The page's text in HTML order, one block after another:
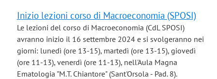
Inizio lezioni corso di Macroeconomia (SPOSI)
Le lezioni del corso di Macroeconomia (CdL SPOSI)
avranno inizio il 16 settembre 2024 e si svolgeranno nei
giorni: lunedì (ore 13-15), martedì (ore 13-15), giovedì
(ore 11-13), venerdì (ore 11-13), nell'Aula Magna
Ematologia "M.T. Chiantore" (Sant'Orsola - Pad. 8).